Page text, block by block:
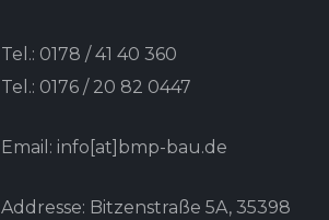
Tel.: 0178 / 41 40 360
Tel.: 0176 / 20 82 0447
Email: info[at]bmp-bau.de
Addresse: Bitzenstraße 5A, 35398